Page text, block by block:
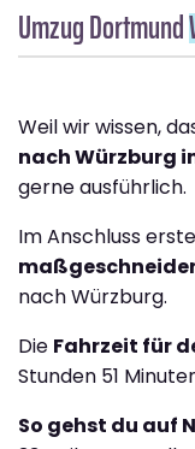
Umzug Dortmund
Weil wir wissen,
nach Würzburg
gerne ausführlich.
Im Anschluss
nach Würzburg.
Die Fahrzeit für
Stunden 51
So gehst du auf